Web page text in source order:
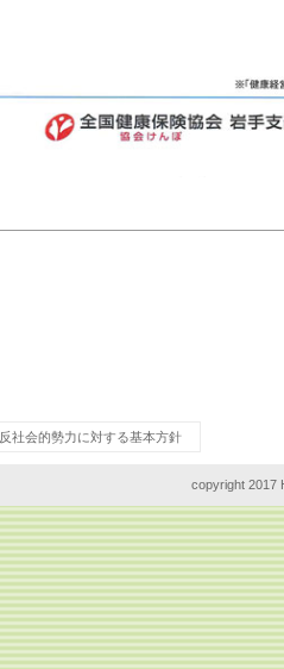
反社会的勢力に対する基本方針
copyright 2017